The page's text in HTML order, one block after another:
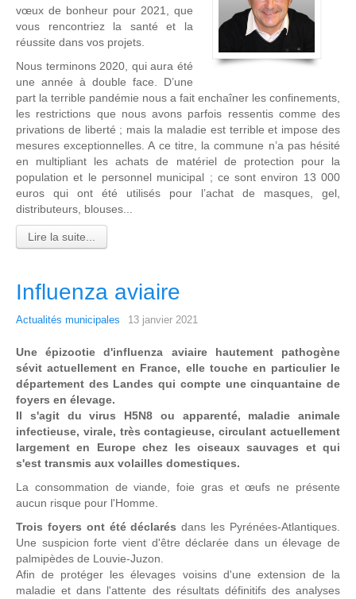
vœux de bonheur pour 2021, que
vous rencontriez la santé et la
réussite dans vos projets.
Nous terminons 2020, qui aura été
une année à double face. D’une
part la terrible pandémie nous a fait enchaîner les confinements,
les restrictions que nous avons parfois ressentis comme des
privations de liberté ; mais la maladie est terrible et impose des
mesures exceptionnelles. A ce titre, la commune n’a pas hésité
en multipliant les achats de matériel de protection pour la
population et le personnel municipal ; ce sont environ 13 000
euros qui ont été utilisés pour l’achat de masques, gel,
distributeurs, blouses...
Lire la suite...
Influenza aviaire
Actualités municipales 13 janvier 2021
Une épizootie d'influenza aviaire hautement pathogène
sévit actuellement en France, elle touche en particulier le
département des Landes qui compte une cinquantaine de
foyers en élevage.
Il s'agit du virus H5N8 ou apparenté, maladie animale
infectieuse, virale, très contagieuse, circulant actuellement
largement en Europe chez les oiseaux sauvages et qui
s'est transmis aux volailles domestiques.
La consommation de viande, foie gras et œufs ne présente
aucun risque pour l'Homme.
Trois foyers ont été déclarés dans les Pyrénées-Atlantiques.
Une suspicion forte vient d'être déclarée dans un élevage de
palmipèdes de Louvie-Juzon.
Afin de protéger les élevages voisins d'une extension de la
maladie et dans l'attente des résultats définitifs des analyses